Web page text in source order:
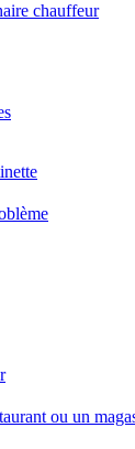
chauffeur
ou un